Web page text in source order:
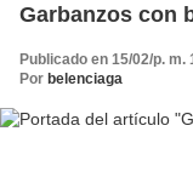
Garbanzos con
Publicado en 15/02/p. m.
Por belenciaga